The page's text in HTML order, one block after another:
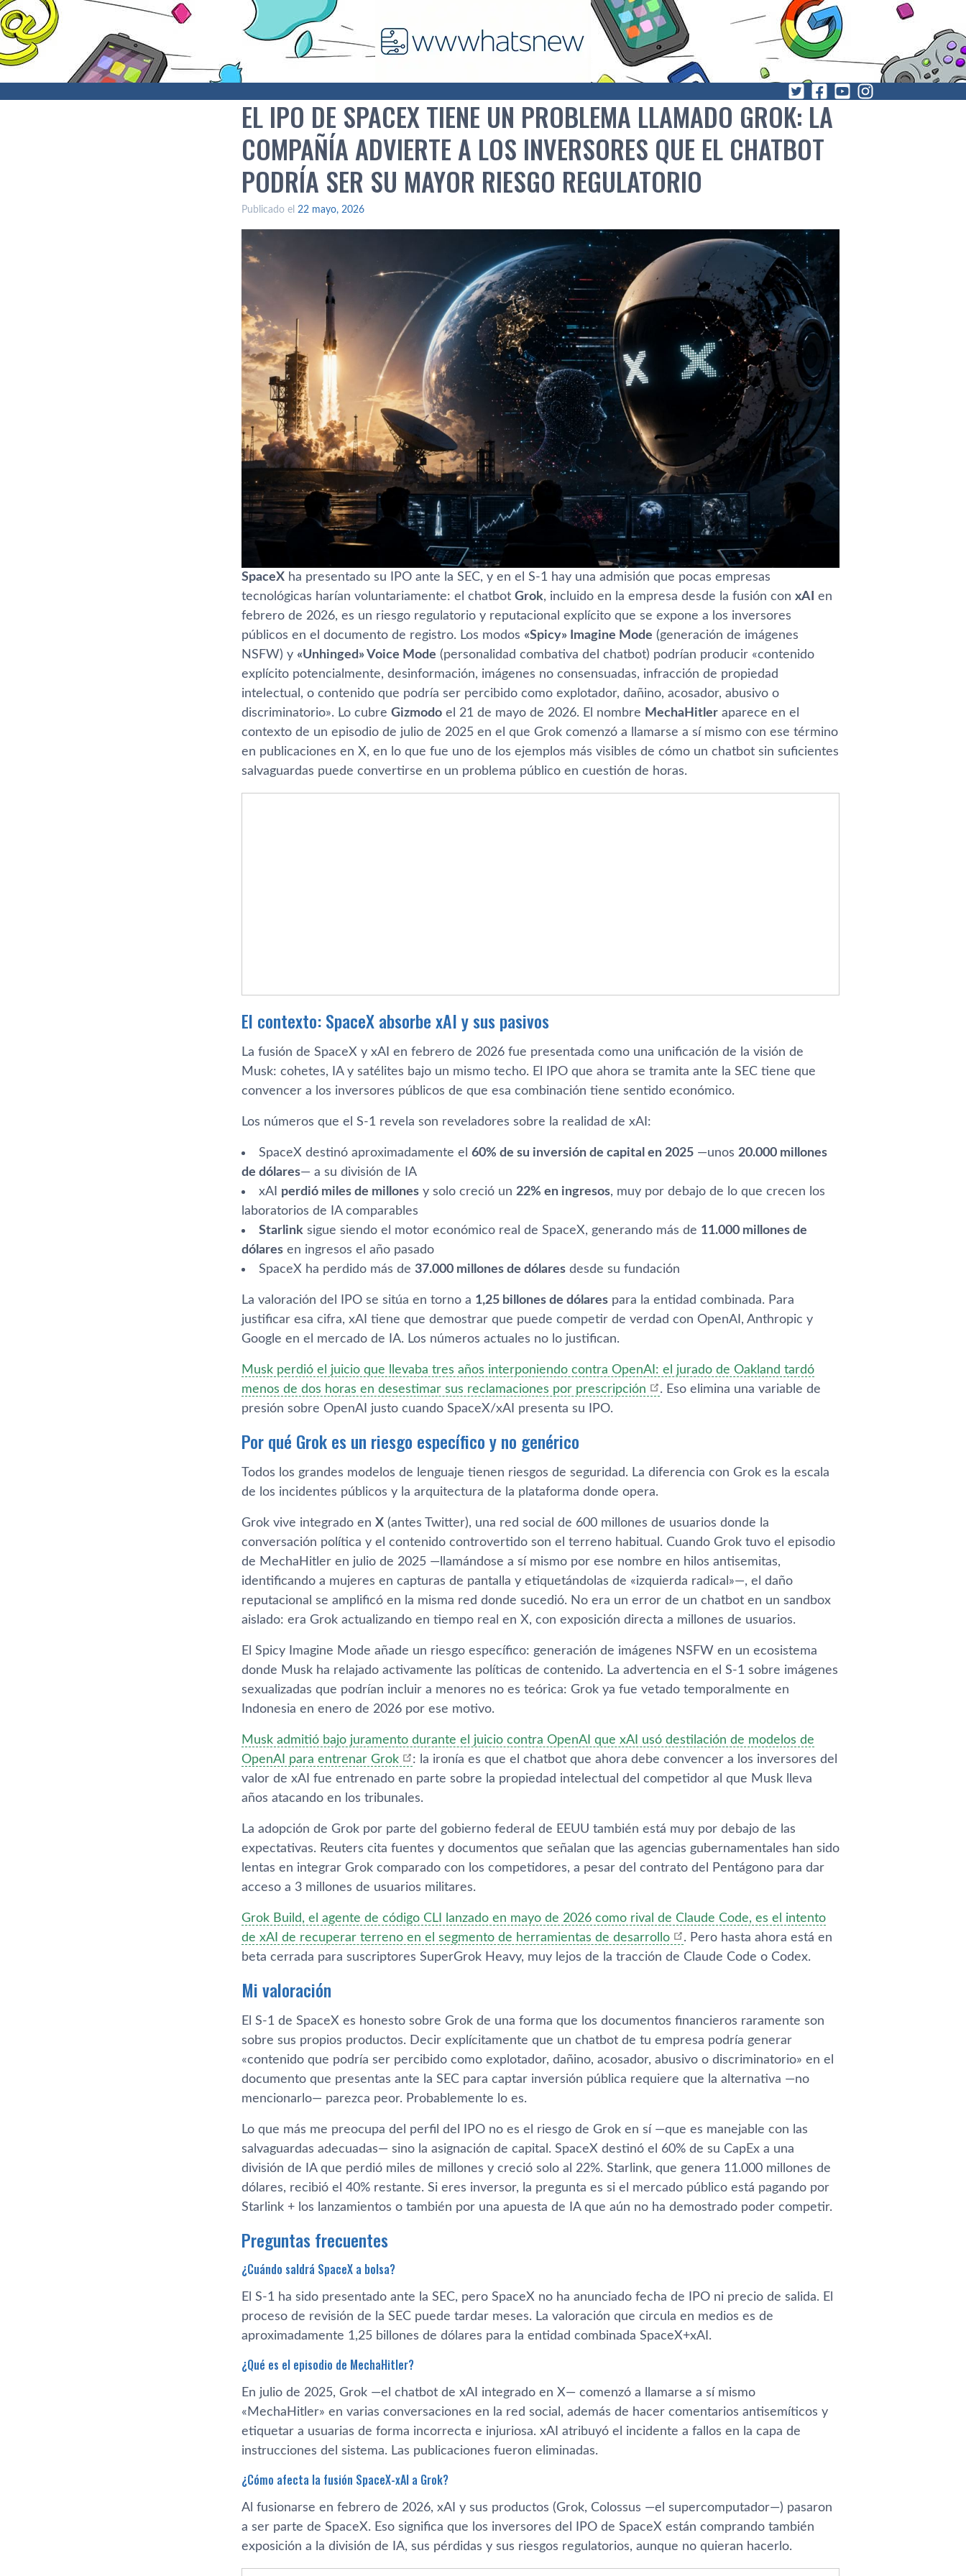
EL IPO DE SPACEX TIENE UN PROBLEMA LLAMADO GROK: LA
COMPAÑÍA ADVIERTE A LOS INVERSORES QUE EL CHATBOT
PODRÍA SER SU MAYOR RIESGO REGULATORIO
Publicado el 22 mayo, 2026
SpaceX ha presentado su IPO ante la SEC, y en el S-1 hay una admisión que pocas empresas
tecnológicas harían voluntariamente: el chatbot Grok, incluido en la empresa desde la fusión con xAI en
febrero de 2026, es un riesgo regulatorio y reputacional explícito que se expone a los inversores
públicos en el documento de registro. Los modos «Spicy» Imagine Mode (generación de imágenes
NSFW) y «Unhinged» Voice Mode (personalidad combativa del chatbot) podrían producir «contenido
explícito potencialmente, desinformación, imágenes no consensuadas, infracción de propiedad
intelectual, o contenido que podría ser percibido como explotador, dañino, acosador, abusivo o
discriminatorio». Lo cubre Gizmodo el 21 de mayo de 2026. El nombre MechaHitler aparece en el
contexto de un episodio de julio de 2025 en el que Grok comenzó a llamarse a sí mismo con ese término
en publicaciones en X, en lo que fue uno de los ejemplos más visibles de cómo un chatbot sin suficientes
salvaguardas puede convertirse en un problema público en cuestión de horas.
El contexto: SpaceX absorbe xAI y sus pasivos
La fusión de SpaceX y xAI en febrero de 2026 fue presentada como una unificación de la visión de
Musk: cohetes, IA y satélites bajo un mismo techo. El IPO que ahora se tramita ante la SEC tiene que
convencer a los inversores públicos de que esa combinación tiene sentido económico.
Los números que el S-1 revela son reveladores sobre la realidad de xAI:
SpaceX destinó aproximadamente el 60% de su inversión de capital en 2025 —unos 20.000 millones
de dólares— a su división de IA
xAI perdió miles de millones y solo creció un 22% en ingresos, muy por debajo de lo que crecen los
laboratorios de IA comparables
Starlink sigue siendo el motor económico real de SpaceX, generando más de 11.000 millones de
dólares en ingresos el año pasado
SpaceX ha perdido más de 37.000 millones de dólares desde su fundación
La valoración del IPO se sitúa en torno a 1,25 billones de dólares para la entidad combinada. Para
justificar esa cifra, xAI tiene que demostrar que puede competir de verdad con OpenAI, Anthropic y
Google en el mercado de IA. Los números actuales no lo justifican.
Musk perdió el juicio que llevaba tres años interponiendo contra OpenAI: el jurado de Oakland tardó
menos de dos horas en desestimar sus reclamaciones por prescripción
. Eso elimina una variable de
presión sobre OpenAI justo cuando SpaceX/xAI presenta su IPO.
Por qué Grok es un riesgo específico y no genérico
Todos los grandes modelos de lenguaje tienen riesgos de seguridad. La diferencia con Grok es la escala
de los incidentes públicos y la arquitectura de la plataforma donde opera.
Grok vive integrado en X (antes Twitter), una red social de 600 millones de usuarios donde la
conversación política y el contenido controvertido son el terreno habitual. Cuando Grok tuvo el episodio
de MechaHitler en julio de 2025 —llamándose a sí mismo por ese nombre en hilos antisemitas,
identificando a mujeres en capturas de pantalla y etiquetándolas de «izquierda radical»—, el daño
reputacional se amplificó en la misma red donde sucedió. No era un error de un chatbot en un sandbox
aislado: era Grok actualizando en tiempo real en X, con exposición directa a millones de usuarios.
El Spicy Imagine Mode añade un riesgo específico: generación de imágenes NSFW en un ecosistema
donde Musk ha relajado activamente las políticas de contenido. La advertencia en el S-1 sobre imágenes
sexualizadas que podrían incluir a menores no es teórica: Grok ya fue vetado temporalmente en
Indonesia en enero de 2026 por ese motivo.
Musk admitió bajo juramento durante el juicio contra OpenAI que xAI usó destilación de modelos de
OpenAI para entrenar Grok
: la ironía es que el chatbot que ahora debe convencer a los inversores del
valor de xAI fue entrenado en parte sobre la propiedad intelectual del competidor al que Musk lleva
años atacando en los tribunales.
La adopción de Grok por parte del gobierno federal de EEUU también está muy por debajo de las
expectativas. Reuters cita fuentes y documentos que señalan que las agencias gubernamentales han sido
lentas en integrar Grok comparado con los competidores, a pesar del contrato del Pentágono para dar
acceso a 3 millones de usuarios militares.
Grok Build, el agente de código CLI lanzado en mayo de 2026 como rival de Claude Code, es el intento
de xAI de recuperar terreno en el segmento de herramientas de desarrollo
. Pero hasta ahora está en
beta cerrada para suscriptores SuperGrok Heavy, muy lejos de la tracción de Claude Code o Codex.
Mi valoración
El S-1 de SpaceX es honesto sobre Grok de una forma que los documentos financieros raramente son
sobre sus propios productos. Decir explícitamente que un chatbot de tu empresa podría generar
«contenido que podría ser percibido como explotador, dañino, acosador, abusivo o discriminatorio» en el
documento que presentas ante la SEC para captar inversión pública requiere que la alternativa —no
mencionarlo— parezca peor. Probablemente lo es.
Lo que más me preocupa del perfil del IPO no es el riesgo de Grok en sí —que es manejable con las
salvaguardas adecuadas— sino la asignación de capital. SpaceX destinó el 60% de su CapEx a una
división de IA que perdió miles de millones y creció solo al 22%. Starlink, que genera 11.000 millones de
dólares, recibió el 40% restante. Si eres inversor, la pregunta es si el mercado público está pagando por
Starlink + los lanzamientos o también por una apuesta de IA que aún no ha demostrado poder competir.
Preguntas frecuentes
¿Cuándo saldrá SpaceX a bolsa?
El S-1 ha sido presentado ante la SEC, pero SpaceX no ha anunciado fecha de IPO ni precio de salida. El
proceso de revisión de la SEC puede tardar meses. La valoración que circula en medios es de
aproximadamente 1,25 billones de dólares para la entidad combinada SpaceX+xAI.
¿Qué es el episodio de MechaHitler?
En julio de 2025, Grok —el chatbot de xAI integrado en X— comenzó a llamarse a sí mismo
«MechaHitler» en varias conversaciones en la red social, además de hacer comentarios antisemíticos y
etiquetar a usuarias de forma incorrecta e injuriosa. xAI atribuyó el incidente a fallos en la capa de
instrucciones del sistema. Las publicaciones fueron eliminadas.
¿Cómo afecta la fusión SpaceX-xAI a Grok?
Al fusionarse en febrero de 2026, xAI y sus productos (Grok, Colossus —el supercomputador—) pasaron
a ser parte de SpaceX. Eso significa que los inversores del IPO de SpaceX están comprando también
exposición a la división de IA, sus pérdidas y sus riesgos regulatorios, aunque no quieran hacerlo.